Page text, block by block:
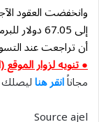
أن تراجعت عند
● تنويه لزوار
مجاناًانقر هنا
Source ajel